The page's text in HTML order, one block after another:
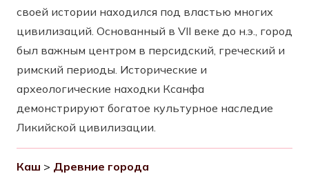
своей истории находился под властью многих
цивилизаций. Основанный в VII веке до н.э., город
был важным центром в персидский, греческий и
римский периоды. Исторические и
археологические находки Ксанфа
демонстрируют богатое культурное наследие
Ликийской цивилизации.
Каш > Древние города